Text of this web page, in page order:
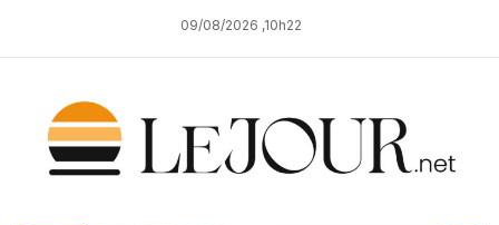
09/08/2026 ,10h22